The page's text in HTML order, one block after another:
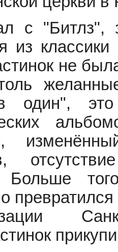
с "Битлз",
из
не
один", это
Больше